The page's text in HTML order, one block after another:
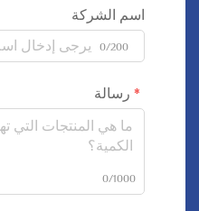
اسم الشركة
0/200
رسالة
0/1000